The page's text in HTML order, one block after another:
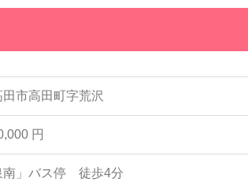
田市高田町字荒沢
円
南」バス停 徒歩4分